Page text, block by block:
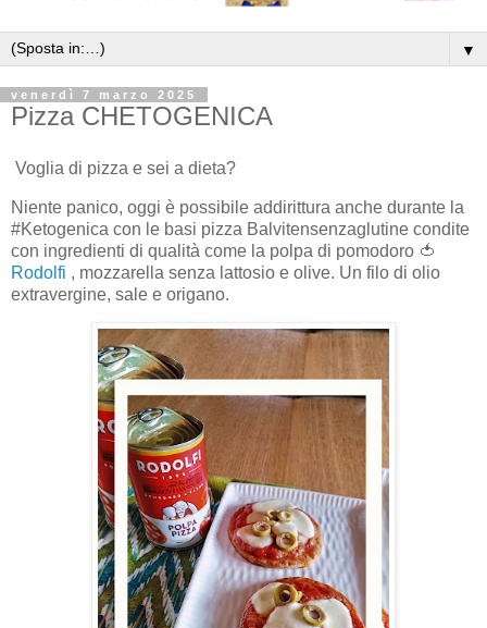
▼
venerdì 7 marzo 2025
Pizza CHETOGENICA
Voglia di pizza e sei a dieta?
Niente panico, oggi è possibile addirittura anche durante la
#Ketogenica con le basi pizza Balvitensenzaglutine condite
con ingredienti di qualità come la polpa di pomodoro 🍅
Rodolfi , mozzarella senza lattosio e olive. Un filo di olio
extravergine, sale e origano.